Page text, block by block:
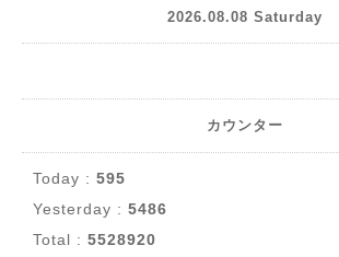
2026.08.08 Saturday
カウンター
Today : 595
Yesterday : 5486
Total : 5528920